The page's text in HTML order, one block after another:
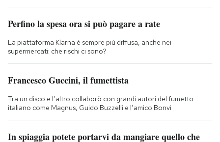
Perfino la spesa ora si può pagare a rate
La piattaforma Klarna è sempre più diffusa, anche nei
supermercati: che rischi ci sono?
Francesco Guccini, il fumettista
Tra un disco e l’altro collaborò con grandi autori del fumetto
italiano come Magnus, Guido Buzzelli e l’amico Bonvi
In spiaggia potete portarvi da mangiare quello che